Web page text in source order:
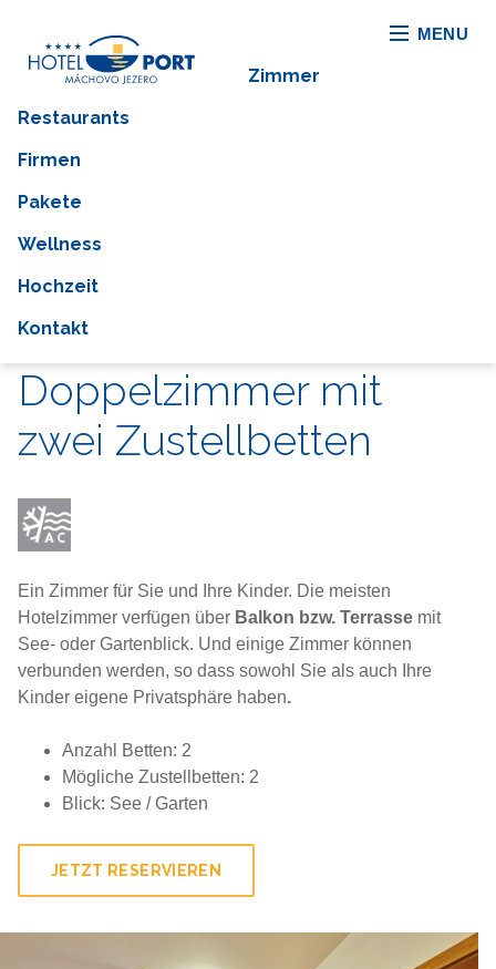
MENU
Zimmer
Restaurants
Firmen
Pakete
Wellness
Hochzeit
Kontakt
Doppelzimmer mit
zwei Zustellbetten
Ein Zimmer für Sie und Ihre Kinder. Die meisten
Hotelzimmer verfügen über Balkon bzw. Terrasse mit
See- oder Gartenblick. Und einige Zimmer können
verbunden werden, so dass sowohl Sie als auch Ihre
Kinder eigene Privatsphäre haben.
Anzahl Betten: 2
Mögliche Zustellbetten: 2
Blick: See / Garten
JETZT RESERVIEREN